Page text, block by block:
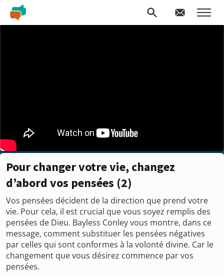
Pour changer votre vie, changez
d’abord vos pensées (2)
Vos pensées décident de la direction que prend votre
vie. Pour cela, il est crucial que vous soyez remplis des
pensées de Dieu. Bayless Conley vous montre, dans ce
message, comment substituer les pensées négatives
par celles qui sont conformes à la volonté divine. Car le
changement que vous désirez commence par vos
pensées.